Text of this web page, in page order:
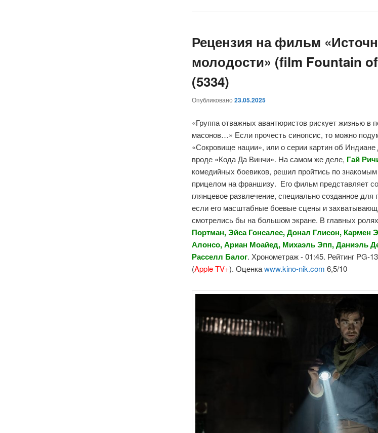
Рецензия на фильм
молодости» (film Fountain
(5334)
Опубликовано23.05.2025
«Группа отважных авантюристов рискует жизнью в
масонов…» Если прочесть синопсис, то можно
«Сокровище нации», или о серии картин об
вроде «Кода Да Винчи». На самом же деле, Гай
комедийных боевиков, решил пройтись по
прицелом на франшизу. Его фильм представляет
глянцевое развлечение, специально созданное для
если его масштабные боевые сцены и
смотрелись бы на большом экране. В главных
Портман, Эйса Гонсалес, Донал Глисон, Кармен
Алонсо, Ариан Моайед, Михаэль Эпп, Даниэль
Расселл Балог. Хронометраж - 01:45. Рейтинг PG-
(Apple TV+). Оценкаwww.kino-nik.com 6,5/10